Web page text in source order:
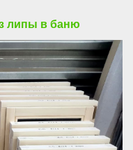
липы в баню